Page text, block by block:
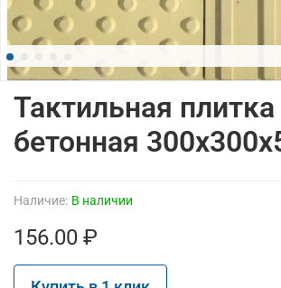
Наличие: В наличии
Тактильная плитка
бетонная
156.00 ₽